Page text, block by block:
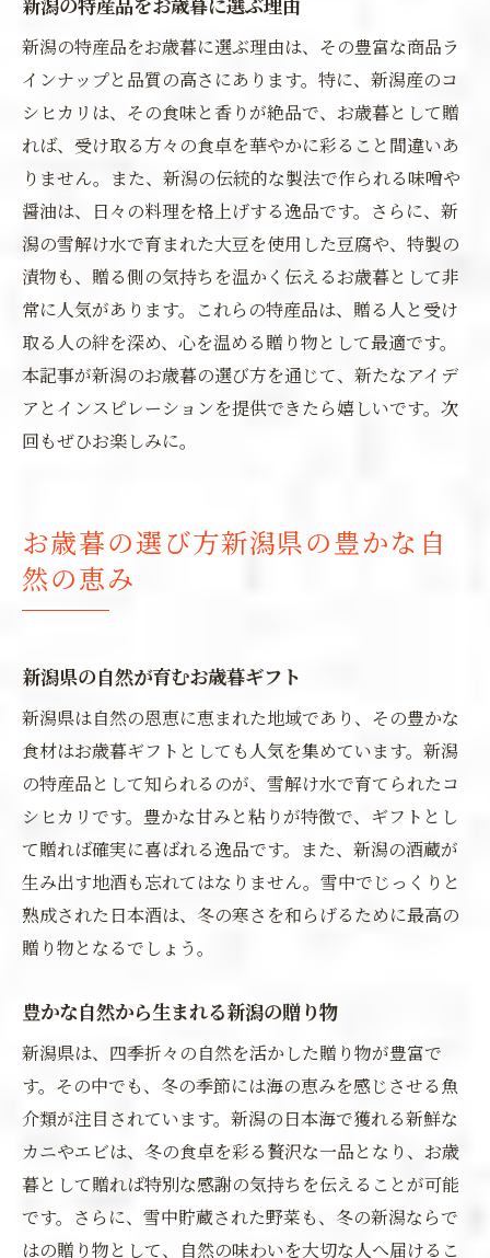
新潟の特産品をお歳暮に選ぶ理由は、その豊富な商品ラ
インナップと品質の高さにあります。特に、新潟産のコ
シヒカリは、その食味と香りが絶品で、お歳暮として贈
れば、受け取る方々の食卓を華やかに彩ること間違いあ
りません。また、新潟の伝統的な製法で作られる味噌や
醤油は、日々の料理を格上げする逸品です。さらに、新
潟の雪解け水で育まれた大豆を使用した豆腐や、特製の
漬物も、贈る側の気持ちを温かく伝えるお歳暮として非
常に人気があります。これらの特産品は、贈る人と受け
取る人の絆を深め、心を温める贈り物として最適です。
本記事が新潟のお歳暮の選び方を通じて、新たなアイデ
アとインスピレーションを提供できたら嬉しいです。次
回もぜひお楽しみに。
お歳暮の選び方新潟県の豊かな自
然の恵み
新潟県の自然が育むお歳暮ギフト
新潟県は自然の恩恵に恵まれた地域であり、その豊かな
食材はお歳暮ギフトとしても人気を集めています。新潟
の特産品として知られるのが、雪解け水で育てられたコ
シヒカリです。豊かな甘みと粘りが特徴で、ギフトとし
て贈れば確実に喜ばれる逸品です。また、新潟の酒蔵が
生み出す地酒も忘れてはなりません。雪中でじっくりと
熟成された日本酒は、冬の寒さを和らげるために最高の
贈り物となるでしょう。
豊かな自然から生まれる新潟の贈り物
新潟県は、四季折々の自然を活かした贈り物が豊富で
す。その中でも、冬の季節には海の恵みを感じさせる魚
介類が注目されています。新潟の日本海で獲れる新鮮な
カニやエビは、冬の食卓を彩る贅沢な一品となり、お歳
暮として贈れば特別な感謝の気持ちを伝えることが可能
です。さらに、雪中貯蔵された野菜も、冬の新潟ならで
はの贈り物として、自然の味わいを大切な人へ届けるこ